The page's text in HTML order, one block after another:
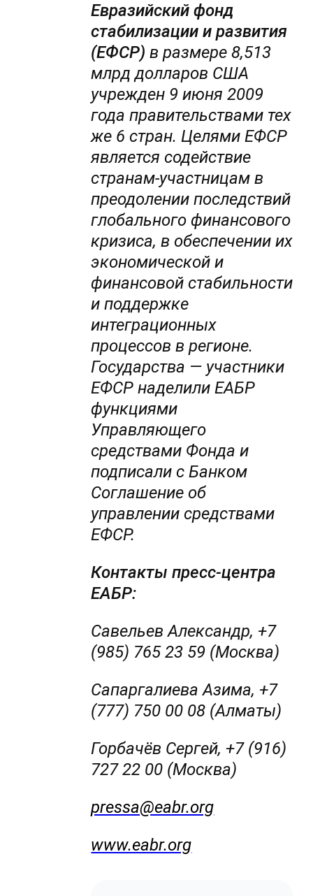
Евразийский фонд
стабилизации и развития
(ЕФСР)в размере 8,513
млрд долларов США
учрежден 9 июня 2009
года правительствами тех
же 6 стран. Целями ЕФСР
является содействие
странам-участницам в
преодолении последствий
глобального финансового
кризиса, в обеспечении их
экономической и
финансовой стабильности
и поддержке
интеграционных
процессов в регионе.
Государства — участники
ЕФСР наделили ЕАБР
функциями
Управляющего
средствами Фонда и
подписали с Банком
Соглашение об
управлении средствами
ЕФСР.
Контакты пресс-центра
ЕАБР:
Савельев Александр, +7
(985) 765 23 59 (Москва)
Сапаргалиева Азима, +7
(777) 750 00 08 (Алматы)
Горбачёв Сергей, +7 (916)
727 22 00 (Москва)
pressa@eabr.org
www.eabr.org